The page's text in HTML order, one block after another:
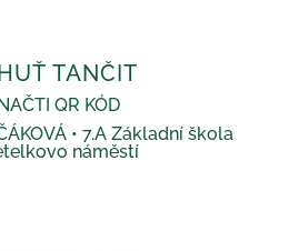
TANČIT
QR KÓD
• 7.A Základní škola
náměstí